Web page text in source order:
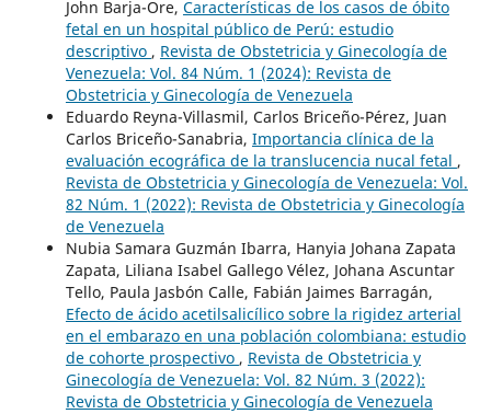
John Barja-Ore, Características de los casos de óbito
fetal en un hospital público de Perú: estudio
descriptivo , Revista de Obstetricia y Ginecología de
Venezuela: Vol. 84 Núm. 1 (2024): Revista de
Obstetricia y Ginecología de Venezuela
Eduardo Reyna-Villasmil, Carlos Briceño-Pérez, Juan
Carlos Briceño-Sanabria, Importancia clínica de la
evaluación ecográfica de la translucencia nucal fetal ,
Revista de Obstetricia y Ginecología de Venezuela: Vol.
82 Núm. 1 (2022): Revista de Obstetricia y Ginecología
de Venezuela
Nubia Samara Guzmán Ibarra, Hanyia Johana Zapata
Zapata, Liliana Isabel Gallego Vélez, Johana Ascuntar
Tello, Paula Jasbón Calle, Fabián Jaimes Barragán,
Efecto de ácido acetilsalicílico sobre la rigidez arterial
en el embarazo en una población colombiana: estudio
de cohorte prospectivo , Revista de Obstetricia y
Ginecología de Venezuela: Vol. 82 Núm. 3 (2022):
Revista de Obstetricia y Ginecología de Venezuela